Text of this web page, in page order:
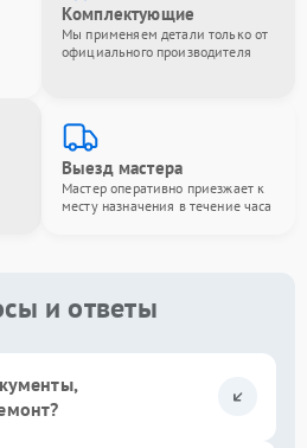
Комплектующие
Мы применяем детали только от
официального производителя
Выезд мастера
Мастер оперативно приезжает к
месту назначения в течение часа
и ответы